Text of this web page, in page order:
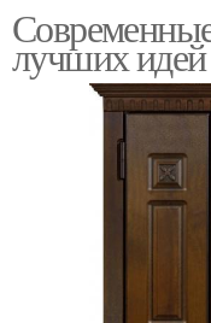
лучших идей